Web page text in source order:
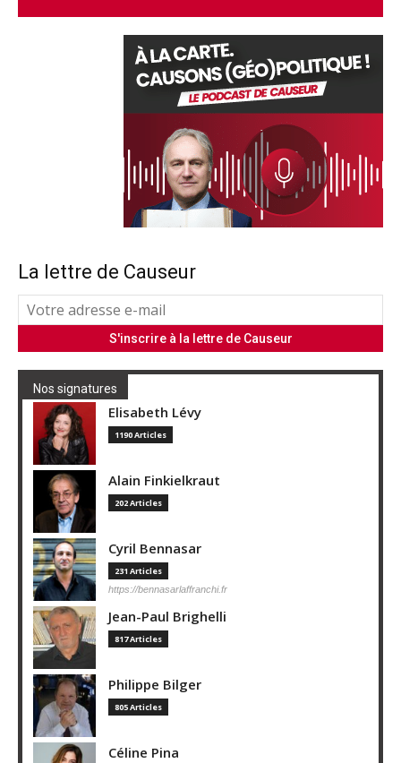
La lettre de Causeur
Nos signatures
Elisabeth Lévy
1190 Articles
Alain Finkielkraut
202 Articles
Cyril Bennasar
231 Articles
https://bennasarlaffranchi.fr
Jean-Paul Brighelli
817 Articles
Philippe Bilger
805 Articles
Céline Pina